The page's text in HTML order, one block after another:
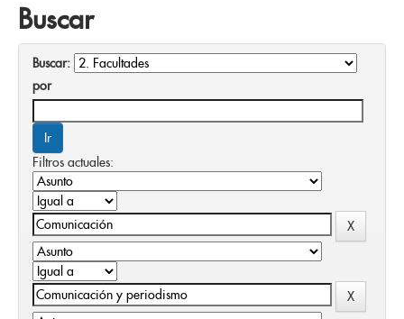
Buscar
Buscar:
por
Filtros actuales: